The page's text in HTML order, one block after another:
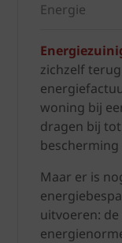
Energie
zichzelf
woning bij
dragen bij
bescherming
Maar er is
uitvoeren: